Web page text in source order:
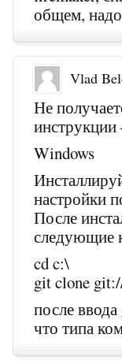
общем,
Vlad
Не
Windows
настройки
После
следующие
cd c:\
git clone
после
что типа